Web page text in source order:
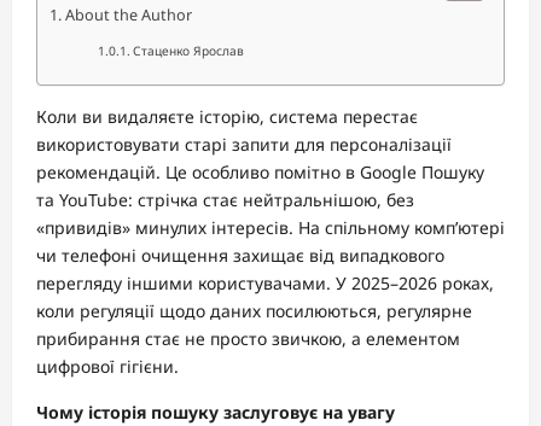
About the Author
Стаценко Ярослав
Коли ви видаляєте історію, система перестає
використовувати старі запити для персоналізації
рекомендацій. Це особливо помітно в Google Пошуку
та YouTube: стрічка стає нейтральнішою, без
«привидів» минулих інтересів. На спільному комп’ютері
чи телефоні очищення захищає від випадкового
перегляду іншими користувачами. У 2025–2026 роках,
коли регуляції щодо даних посилюються, регулярне
прибирання стає не просто звичкою, а елементом
цифрової гігієни.
Чому історія пошуку заслуговує на увагу